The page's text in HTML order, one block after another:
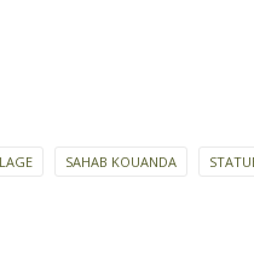
SAHAB KOUANDA